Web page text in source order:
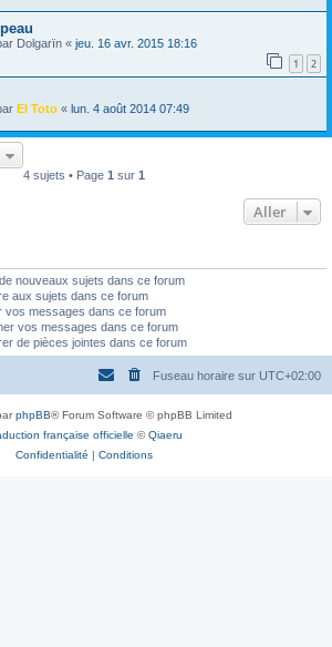
Dolgarïn « jeu. 16 avr. 2015 18:16
1 2
El Toto « lun. 4 août 2014 07:49
4 sujets • Page 1 sur 1
Aller
nouveaux sujets dans ce forum
aux sujets dans ce forum
vos messages dans ce forum
vos messages dans ce forum
de pièces jointes dans ce forum
Fuseau horaire sur UTC+02:00
phpBB® Forum Software © phpBB Limited
française officielle ©Qiaeru
Confidentialité | Conditions